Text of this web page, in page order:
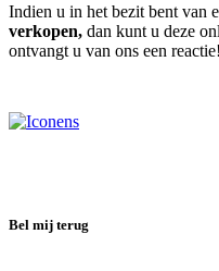
Indien u in het bezit bent van
verkopen, dan kunt u deze
ontvangt u van ons een reactie!
Bel mij terug